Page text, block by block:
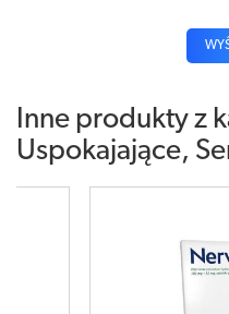
Inne produkty z
Uspokajające,